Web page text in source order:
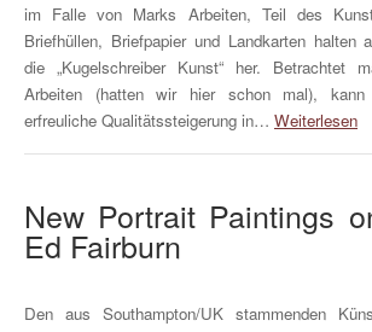
im Falle von Marks Arbeiten, Teil des
Briefhüllen, Briefpapier und Landkarten halten
die „Kugelschreiber Kunst“ her. Betrachtet
Arbeiten (hatten wir hier schon mal),
erfreuliche Qualitätssteigerung in… Weiterlesen
New Portrait Paintings
Ed Fairburn
Den aus Southampton/UK stammenden